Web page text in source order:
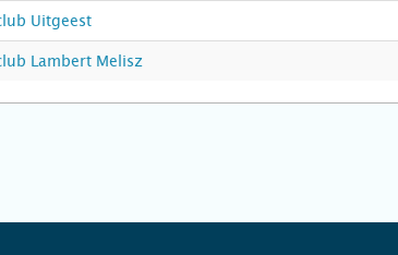
Uitgeest
Lambert Melisz